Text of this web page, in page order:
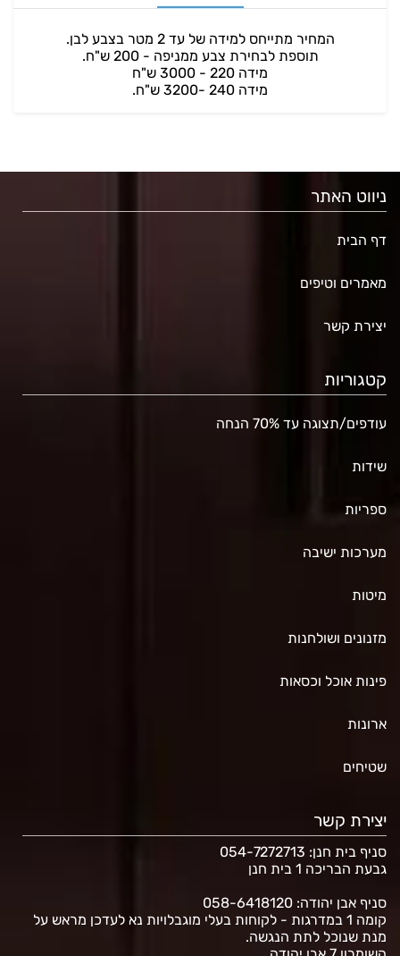
המחיר מתייחס למידה של עד 2 מטר בצבע לבן.
תוספת לבחירת צבע ממניפה - 200 ש"ח.
מידה 220 - 3000 ש"ח
מידה 240 -3200 ש"ח.
ניווט האתר
דף הבית
מאמרים וטיפים
יצירת קשר
קטגוריות
עודפים/תצוגה עד 70% הנחה
שידות
ספריות
מערכות ישיבה
מיטות
מזנונים ושולחנות
פינות אוכל וכסאות
ארונות
שטיחים
יצירת קשר
סניף בית חנן: 054-7272713
גבעת הבריכה 1 בית חנן
סניף אבן יהודה: 058-6418120
קומה 1 במדרגות - לקוחות בעלי מוגבלויות נא לעדכן מראש על
מנת שנוכל לתת הנגשה.